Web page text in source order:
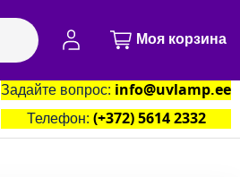
Моя учётная запись
Моя корзина
Задайте вопрос: info@uvlamp.ee
Телефон: (+372) 5614 2332